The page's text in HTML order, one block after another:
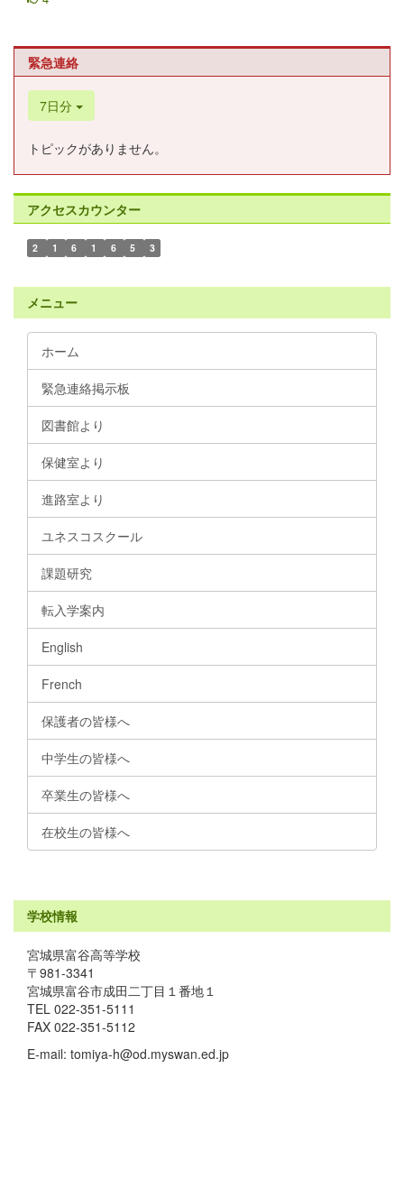
緊急連絡
7日分
トピックがありません。
アクセスカウンター
2 1 6 1 6 5 3
メニュー
ホーム
緊急連絡掲示板
図書館より
保健室より
進路室より
ユネスコスクール
課題研究
転入学案内
English
French
保護者の皆様へ
中学生の皆様へ
卒業生の皆様へ
在校生の皆様へ
学校情報
宮城県富谷高等学校
〒981-3341
宮城県富谷市成田二丁目１番地１
TEL 022-351-5111
FAX 022-351-5112
E-mail: tomiya-h@od.myswan.ed.jp